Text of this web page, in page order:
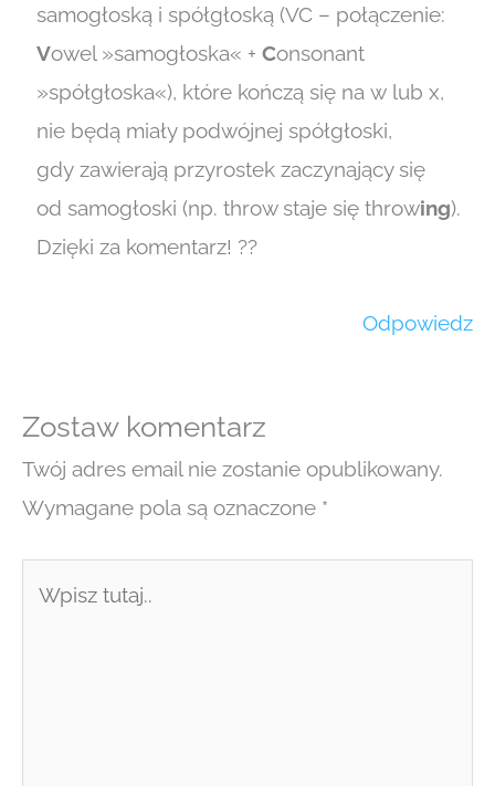
samogłoską i spółgłoską (VC – połączenie:
Vowel »samogłoska« + Consonant
»spółgłoska«), które kończą się na w lub x,
nie będą miały podwójnej spółgłoski,
gdy zawierają przyrostek zaczynający się
od samogłoski (np. throw staje się throwing).
Dzięki za komentarz! ??
Odpowiedz
Zostaw komentarz
Twój adres email nie zostanie opublikowany.
Wymagane pola są oznaczone *
tutaj..